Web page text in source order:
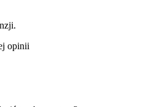
opinii